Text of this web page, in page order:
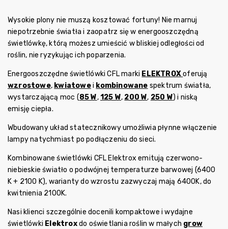
Wysokie plony nie muszą kosztować fortuny! Nie marnuj
niepotrzebnie światła i zaopatrz się w energooszczędną
świetlówkę, którą możesz umieścić w bliskiej odległości od
roślin, nie ryzykując ich poparzenia.
Energooszczędne świetlówki CFL marki ELEKTROXoferują
wzrostowe, kwiatowei kombinowane spektrum światła,
wystarczającą moc (85 W,125 W, 200 W, 250 W) i niską
emisję ciepła.
Wbudowany układ statecznikowy umożliwia płynne włączenie
lampy natychmiast po podłączeniu do sieci.
Kombinowane świetlówki CFL Elektrox emitują czerwono-
niebieskie światło o podwójnej temperaturze barwowej (6400
K + 2100 K), warianty do wzrostu zazwyczaj mają 6400K, do
kwitnienia 2100K.
Nasi klienci szczególnie docenili kompaktowe i wydajne
świetlówki Elektroxdo oświetlania roślin w małych grow